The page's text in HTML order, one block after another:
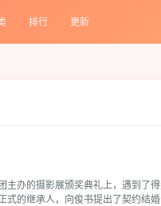
排行 更新
办的摄影展颁奖典礼上，遇到了
式的继承人，向俊书提出了契约结